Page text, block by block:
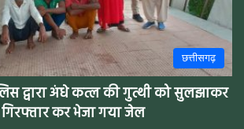
छत्तीसगढ़
द्वारा अंधे कत्ल की गुत्थी को सुलझाकर
कर भेजा गया जेल